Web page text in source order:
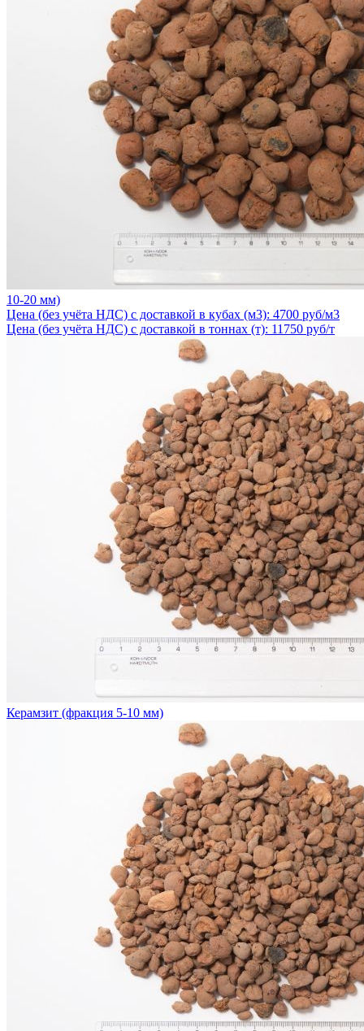
10-20 мм)
Цена (без учёта НДС) с доставкой в кубах (м3): 4700 руб/м3
Цена (без учёта НДС) с доставкой в тоннах (т): 11750 руб/т
Керамзит (фракция 5-10 мм)